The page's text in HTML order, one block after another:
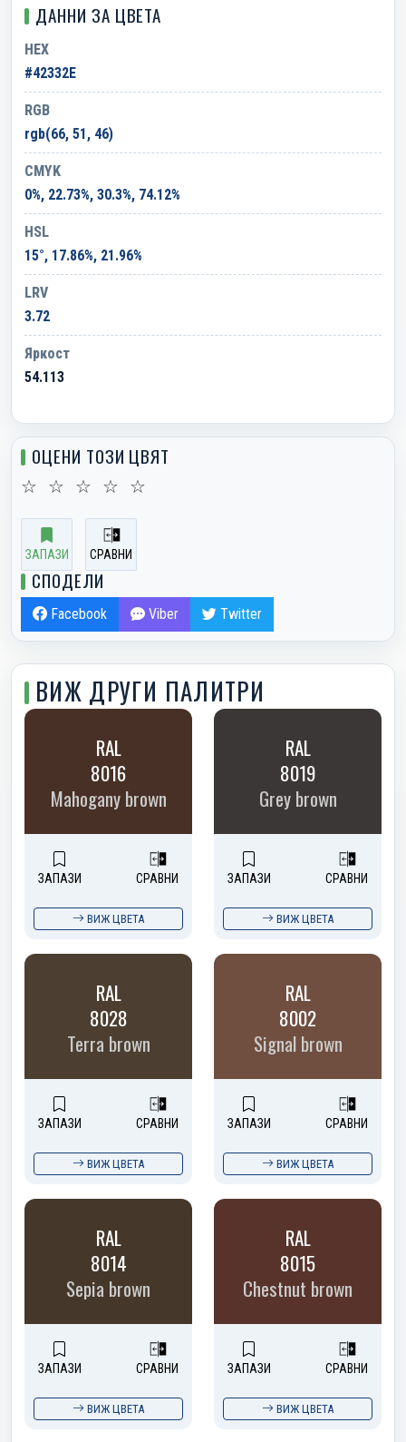
ДАННИ ЗА ЦВЕТА
HEX
#42332E
RGB
rgb(66, 51, 46)
CMYK
0%, 22.73%, 30.3%, 74.12%
HSL
15°, 17.86%, 21.96%
LRV
3.72
Яркост
54.113
ОЦЕНИ ТОЗИ ЦВЯТ
☆ ☆ ☆ ☆ ☆
ЗАПАЗИ СРАВНИ
СПОДЕЛИ
Facebook Viber Twitter
ВИЖ ДРУГИ ПАЛИТРИ
RAL
8016
Mahogany brown
ЗАПАЗИ СРАВНИ
ВИЖ ЦВЕТА
RAL
8019
Grey brown
ЗАПАЗИ СРАВНИ
ВИЖ ЦВЕТА
RAL
8028
Terra brown
ЗАПАЗИ СРАВНИ
ВИЖ ЦВЕТА
RAL
8002
Signal brown
ЗАПАЗИ СРАВНИ
ВИЖ ЦВЕТА
RAL
8014
Sepia brown
ЗАПАЗИ СРАВНИ
ВИЖ ЦВЕТА
RAL
8015
Chestnut brown
ЗАПАЗИ СРАВНИ
ВИЖ ЦВЕТА